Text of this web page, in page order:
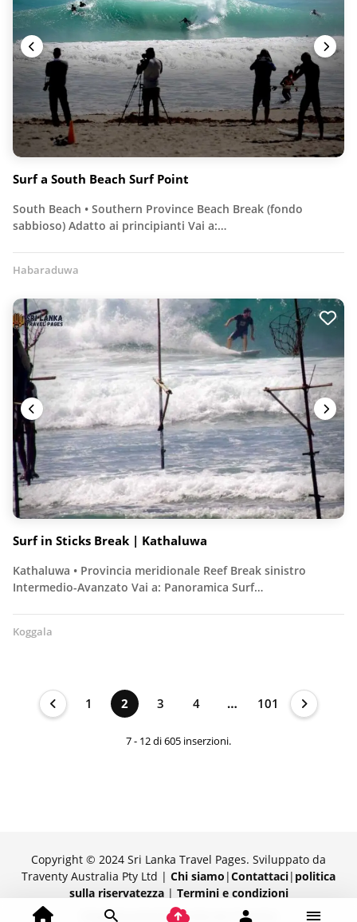
Surf a South Beach Surf Point
South Beach • Southern Province Beach Break (fondo
sabbioso) Adatto ai principianti Vai a:…
Habaraduwa
Surf in Sticks Break | Kathaluwa
Kathaluwa • Provincia meridionale Reef Break sinistro
Intermedio-Avanzato Vai a: Panoramica Surf…
Koggala
1 2 3 4 … 101
7 - 12 di 605 inserzioni.
Copyright © 2024 Sri Lanka Travel Pages. Sviluppato da
Traventy Australia Pty Ltd | Chi siamo |Contattaci| politica
sulla riservatezza| Termini e condizioni
Orgogliosamente fornito da Traventy